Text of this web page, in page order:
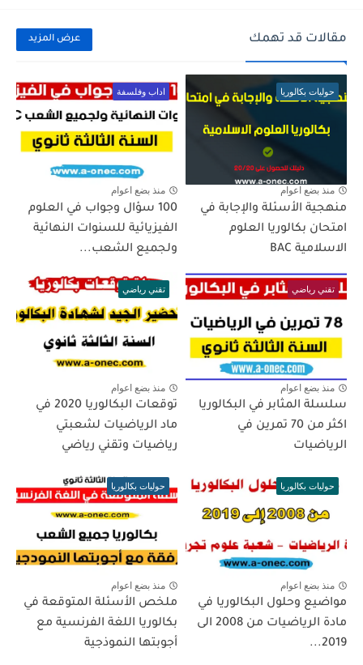
مقالات قد تهمك عرض المزيد
حوليات بكالوريا
منذ بضع اعوام
منهجية الأسئلة والإجابة في
امتحان بكالوريا العلوم
الاسلامية BAC
اداب وفلسفة
منذ بضع اعوام
100 سؤال وجواب في العلوم
الفيزيائية للسنوات النهائية
ولجميع الشعب...
تقني رياضي
منذ بضع اعوام
سلسلة المثابر في البكالوريا
اكثر من 70 تمرين في
الرياضيات
تقني رياضي
منذ بضع اعوام
توقعات البكالوريا 2020 في
ماد الرياضيات لشعبتي
رياضيات وتقني رياضي
حوليات بكالوريا
منذ بضع اعوام
مواضيع وحلول البكالوريا في
مادة الرياضيات من 2008 الى
2019...
حوليات بكالوريا
منذ بضع اعوام
ملخص الأسئلة المتوقعة في
بكالوريا اللغة الفرنسية مع
أجوبتها النموذجية